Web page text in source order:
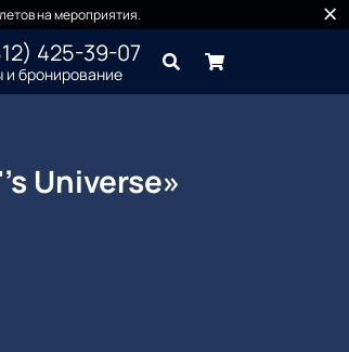
на мероприятия.
425-39-07
и бронирование
Universe»